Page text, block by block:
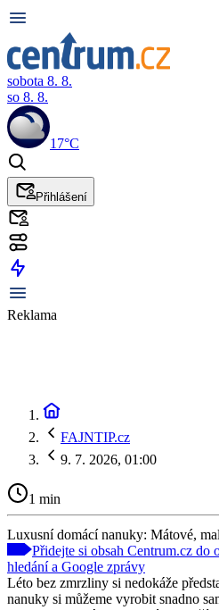
sobota 8. 8.
so 8. 8.
17°C
Přihlášení
Reklama
FAJNTIP.cz
9. 7. 2026, 01:00
1 min
Luxusní domácí nanuky: Mátové,
Přidejte si obsah Centrum.cz
hledání a Google zprávy
Léto bez zmrzliny si nedokáže
nanuky si můžeme vyrobit snadno